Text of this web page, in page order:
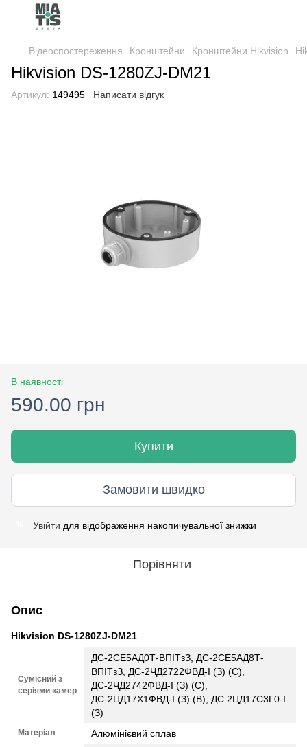
Відеоспостереження Кронштейни Кронштейни Hikvision
Hikvision DS-1280ZJ-DM21
Артикул: 149495 Написати відгук
В наявності
590.00 грн
Купити
Замовити швидко
Увійти для відображення накопичувальної знижки
Порівняти
Опис
Hikvision DS-1280ZJ-DM21
Сумісний з
серіями камер
ДС-2СЕ5АД0Т-ВПІТзЗ, ДС-2СЕ5АД8Т-
ВПІТзЗ, ДС-2ЧД2722ФВД-І (З) (С),
ДС-2ЧД2742ФВД-І (З) (С),
ДС-2ЦД17Х1ФВД-І (З) (В), ДС 2ЦД17С3Г0-І
(З)
Матеріал Алюмінієвий сплав